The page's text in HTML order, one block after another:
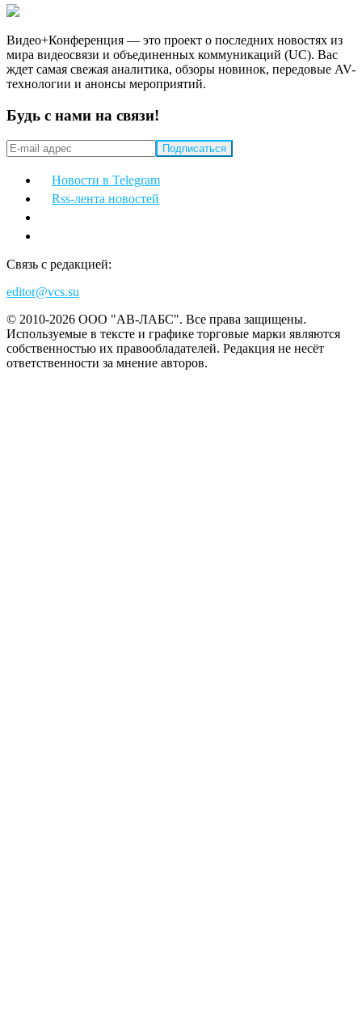
Видео+Конференция — это проект о последних новостях из
мира видеосвязи и объединенных коммуникаций (UC). Вас
ждет самая свежая аналитика, обзоры новинок, передовые AV-
технологии и анонсы мероприятий.
Будь с нами на связи!
Новости в Telegram
Rss-лента новостей
Связь с редакцией:
editor@vcs.su
© 2010-2026 ООО "АВ-ЛАБС". Все права защищены.
Используемые в тексте и графике торговые марки являются
собственностью их правообладателей. Редакция не несёт
ответственности за мнение авторов.